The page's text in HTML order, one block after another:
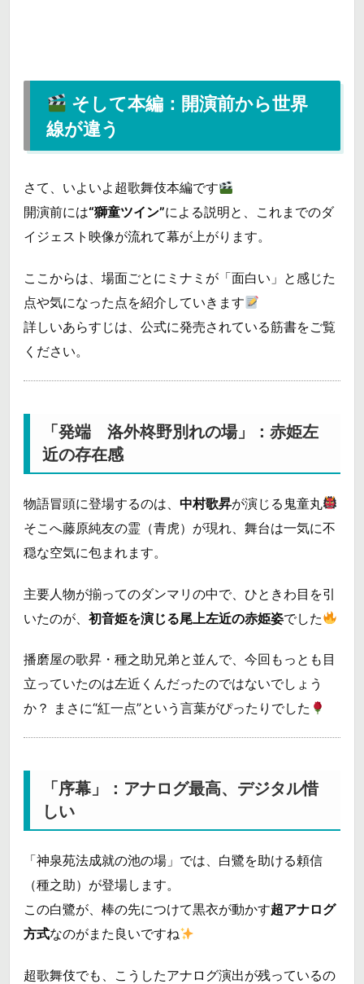
そして本編：開演前から世界
線が違う
さて、いよいよ超歌舞伎本編です
開演前には“獅童ツイン”による説明と、これまでのダ
イジェスト映像が流れて幕が上がります。
ここからは、場面ごとにミナミが「面白い」と感じた
点や気になった点を紹介していきます
詳しいあらすじは、公式に発売されている筋書をご覧
ください。
「発端 洛外柊野別れの場」：赤姫左
近の存在感
物語冒頭に登場するのは、 中村歌昇が演じる鬼童丸
そこへ藤原純友の霊（青虎）が現れ、舞台は一気に不
穏な空気に包まれます。
主要人物が揃ってのダンマリの中で、ひときわ目を引
いたのが、 初音姫を演じる尾上左近の赤姫姿でした
播磨屋の歌昇・種之助兄弟と並んで、今回もっとも目
立っていたのは左近くんだったのではないでしょう
か？ まさに“紅一点”という言葉がぴったりでした
「序幕」：アナログ最高、デジタル惜
しい
「神泉苑法成就の池の場」では、白鷺を助ける頼信
（種之助）が登場します。
この白鷺が、棒の先につけて黒衣が動かす超アナログ
方式なのがまた良いですね
超歌舞伎でも、こうしたアナログ演出が残っているの